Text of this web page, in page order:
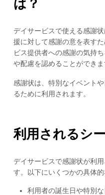
は？
デイサービスで使える感謝
援に対して感謝の意を表す
ビス提供者への感謝の気持
や配慮を認めることができま
感謝状は、特別なイベント
るために利用されます。
利用されるシ
デイサービスで感謝状が利
す。以下にいくつかの具体的
利用者の誕生日や特別